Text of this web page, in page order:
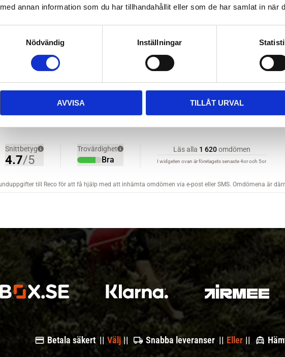
med annan information som du har tillhandahållit eller som de har samlat in när
Nödvändig Inställningar
AVVISA TILLÅT URVAL
Betala säkert || Välj || Snabba leveranser || Eller ||